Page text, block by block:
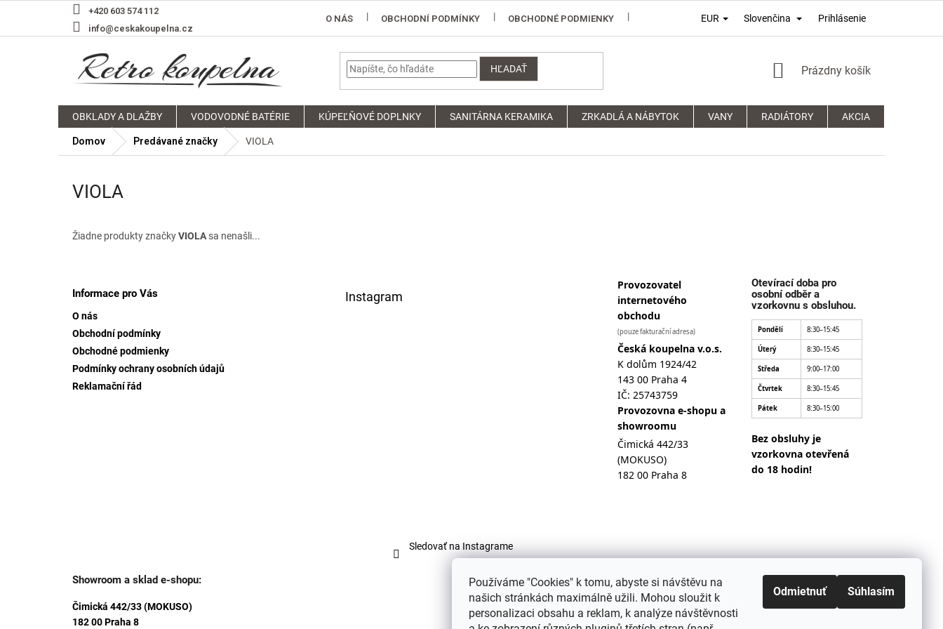
Používáme "Cookies" k tomu, abyste si návštěvu na
našich stránkách maximálně užili. Mohou sloužit k
personalizaci obsahu a reklam, k analýze návštěvnosti
Odmietnuť Súhlasím
+420 603 574 112
info@ceskakoupelna.cz
O NÁS OBCHODNÍ PODMÍNKY OBCHODNÉ PODMIENKY PODMÍNKY OCHRANY OSOBNÍCH ÚDAJŮ REKLAMAČNÍ ŘÁD
EUR Slovenčina Prihlásenie
HĽADAŤ
NÁKUPNÝ
Prázdny košík
OBKLADY A DLAŽBY VODOVODNÉ BATÉRIE KÚPEĽŇOVÉ DOPLNKY SANITÁRNA KERAMIKA ZRKADLÁ A NÁBYTOK VANY RADIÁTORY AKCIA
Domov Predávané značky VIOLA
VIOLA
Žiadne produkty značkyVIOLAsa nenašli...
Informace pro Vás
O nás
Obchodní podmínky
Obchodné podmienky
Podmínky ochrany osobních údajů
Reklamační řád
Instagram
Sledovať na Instagrame
Provozovatel
internetového
obchodu
(pouze fakturační adresa)
Česká koupelna v.o.s.
K dolům 1924/42
143 00 Praha 4
IČ: 25743759
Provozovna e-shopu a
showroomu
Čimická 442/33
(MOKUSO)
182 00 Praha 8
Otevírací doba pro
osobní odběr a
vzorkovnu s obsluhou.
Pondělí 8:30–15:45
Úterý 8:30–15:45
Středa 9:00–17:00
Čtvrtek 8:30–15:45
Pátek 8:30–15:00
Bez obsluhy je
vzorkovna otevřená
do 18 hodin!
Showroom a sklad e-shopu:
Čimická 442/33 (MOKUSO)
182 00 Praha 8